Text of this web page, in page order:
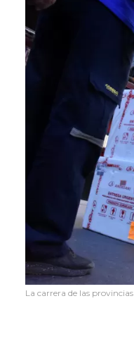
La carrera de las provincias